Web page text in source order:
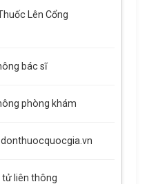
Lên Cổng
bác sĩ
phòng khám
tử liên thông